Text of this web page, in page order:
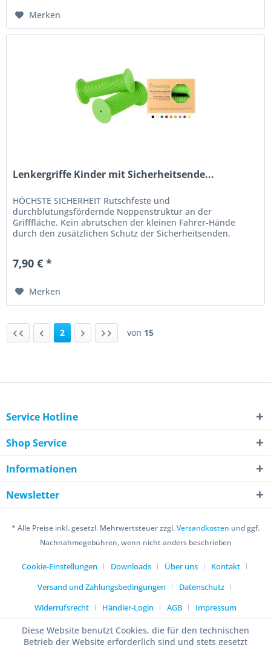
Merken
Lenkergriffe Kinder mit Sicherheitsende...
HÖCHSTE SICHERHEIT Rutschfeste und
durchblutungsfördernde Noppenstruktur an der
Grifffläche. Kein abrutschen der kleinen Fahrer-Hände
durch den zusätzlichen Schutz der Sicherheitsenden.
7,90 € *
Merken
2 von 15
Service Hotline
Shop Service
Informationen
Newsletter
* Alle Preise inkl. gesetzl. Mehrwertsteuer zzgl.Versandkosten und ggf.
Nachnahmegebühren, wenn nicht anders beschrieben
Cookie-Einstellungen Downloads Über uns
Kontakt
Versand und Zahlungsbedingungen
Datenschutz
Widerrufsrecht
Händler-Login AGB Impressum
Diese Website benutzt Cookies, die für den technischen
Betrieb der Website erforderlich sind und stets gesetzt